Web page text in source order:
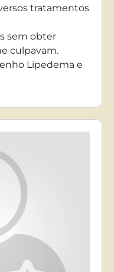
tratamentos
sem obter
culpavam.
Lipedema e